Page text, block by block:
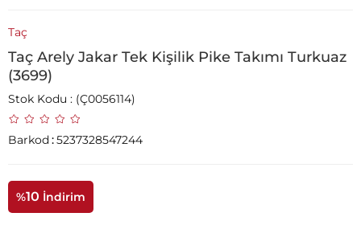
Taç
Taç Arely Jakar Tek Kişilik Pike Takımı Turkuaz
(3699)
Stok Kodu (Ç0056114)
Barkod:5237328547244
%10 İndirim